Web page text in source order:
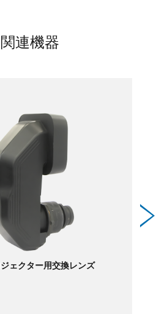
関連機器
ェクター用交換レンズ